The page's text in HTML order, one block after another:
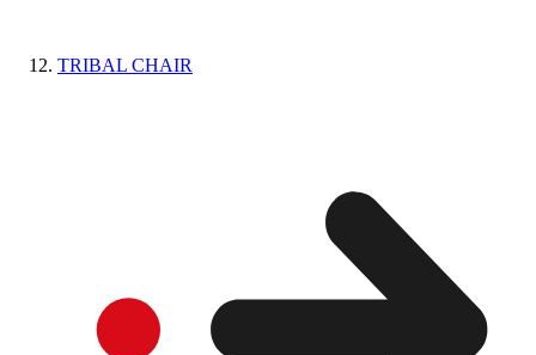
TRIBAL CHAIR